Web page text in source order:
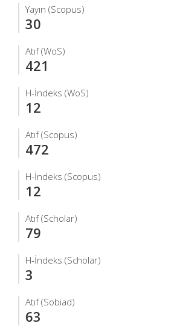
Yayın (Scopus)
30
Atıf (WoS)
421
H-İndeks (WoS)
12
Atıf (Scopus)
472
H-İndeks (Scopus)
12
Atıf (Scholar)
79
H-İndeks (Scholar)
3
Atıf (Sobiad)
63